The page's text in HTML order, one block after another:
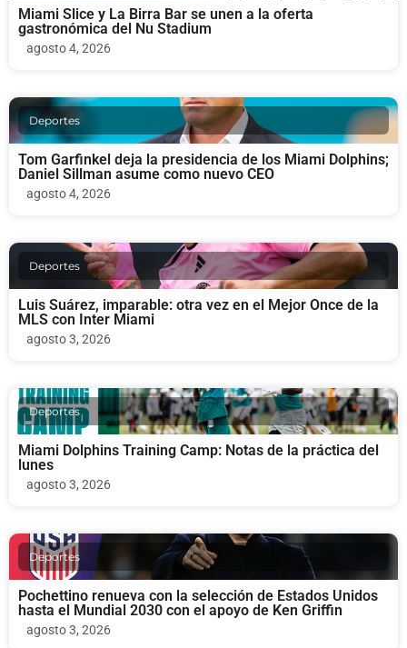
Miami Slice y La Birra Bar se unen a la oferta
gastronómica del Nu Stadium
agosto 4, 2026
Deportes
Tom Garfinkel deja la presidencia de los Miami Dolphins;
Daniel Sillman asume como nuevo CEO
agosto 4, 2026
Deportes
Luis Suárez, imparable: otra vez en el Mejor Once de la
MLS con Inter Miami
agosto 3, 2026
Deportes
Miami Dolphins Training Camp: Notas de la práctica del
lunes
agosto 3, 2026
Deportes
Pochettino renueva con la selección de Estados Unidos
hasta el Mundial 2030 con el apoyo de Ken Griffin
agosto 3, 2026